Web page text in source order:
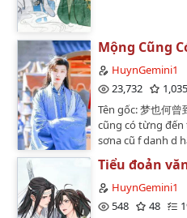
Mộng Cũng
HuynGemini1
23,732
1,035
Tên gốc: 梦也何
cũng có từng đến
sơna cũ f danh d
thế giới liên động
nghĩa ( thiếu
quá đẹp muốn
chương cấm
Tiểu đoản
HuynGemini1
548
48